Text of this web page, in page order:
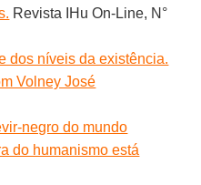
Revista IHu On-Line, N°
dos níveis da existência.
Volney José
negro do mundo
do humanismo está